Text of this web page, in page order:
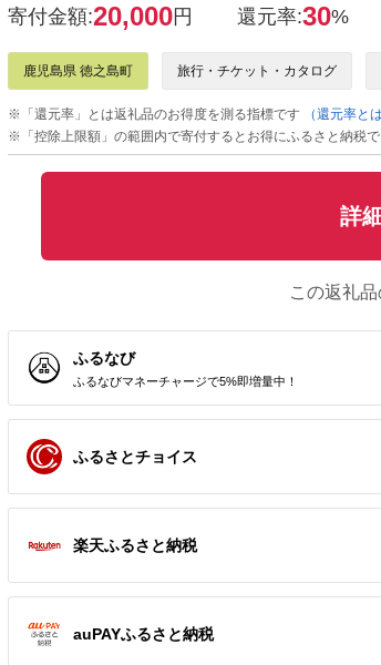
木県 日光市
ふるさと納税】ぐる
5千円分】｜旅行
クーポン券 お食事
ホテル カフェ レジ
ー施設 地域商品券
宿泊券 90,000円分 コ
パンが監修したはじめ
てのホテル
シェンダ ヴィソン マ
ナーホテル ホテルチ
多気町 AI-30
ず 満喫 宿泊 補
券 （6千円分）
寄付金額:20,000円 還元率:30%
鹿児島県 徳之島町 旅行・チケット・カタログ
※「還元率」とは返礼品のお得度を測る指標です
（還元率とは
※「控除上限額」の範囲内で寄付するとお得にふるさと納税
詳
この返礼
ふるなび
ふるなびマネーチャージで5%即増量中！
ふるさとチョイス
楽天ふるさと納税
auPAYふるさと納税